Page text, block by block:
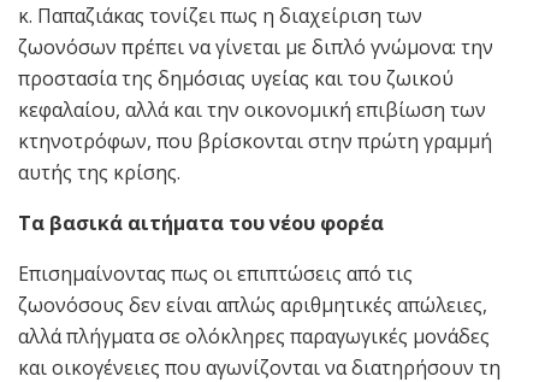
κ. Παπαζιάκας τονίζει πως η διαχείριση των
ζωονόσων πρέπει να γίνεται με διπλό γνώμονα: την
προστασία της δημόσιας υγείας και του ζωικού
κεφαλαίου, αλλά και την οικονομική επιβίωση των
κτηνοτρόφων, που βρίσκονται στην πρώτη γραμμή
αυτής της κρίσης.
Τα βασικά αιτήματα του νέου φορέα
Επισημαίνοντας πως οι επιπτώσεις από τις
ζωονόσους δεν είναι απλώς αριθμητικές απώλειες,
αλλά πλήγματα σε ολόκληρες παραγωγικές μονάδες
και οικογένειες που αγωνίζονται να διατηρήσουν τη